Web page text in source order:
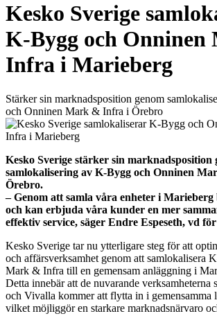
Kesko Sverige
K-Bygg och
Infra i Marieberg
Stärker sin marknadsposition genom
och Onninen Mark & Infra i Örebro
Kesko Sverige stärker sin marknadsposition
samlokalisering av K-Bygg och Onninen
Örebro.
– Genom att samla våra enheter i
och kan erbjuda våra kunder en mer
effektiv service, säger Endre Espeseth, vd
Kesko Sverige tar nu ytterligare steg för att
och affärsverksamhet genom att samlokalisera
Mark & Infra till en gemensam anläggning i
Detta innebär att de nuvarande
och Vivalla kommer att flytta in i gemensamma
vilket möjliggör en starkare marknadsnärvaro